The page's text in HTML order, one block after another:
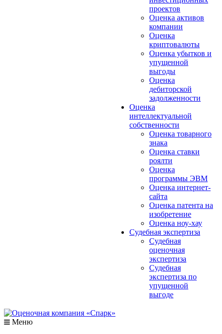
проектов
Оценка активов
компании
Оценка
криптовалюты
Оценка убытков и
упущенной
выгоды
Оценка
дебиторской
задолженности
Оценка
интеллектуальной
собственности
Оценка товарного
знака
Оценка ставки
роялти
Оценка
программы ЭВМ
Оценка интернет-
сайта
Оценка патента на
изобретение
Оценка ноу-хау
Судебная экспертиза
Судебная
оценочная
экспертиза
Судебная
экспертиза по
упущенной
выгоде
Меню